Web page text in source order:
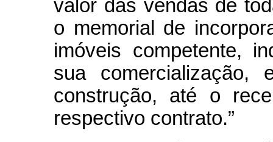
valor das vendas de
o memorial de
imóveis competente,
sua
construção, até o
respectivo contrato.”